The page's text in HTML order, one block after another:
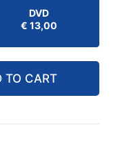
DVD
€ 13,00
TO CART